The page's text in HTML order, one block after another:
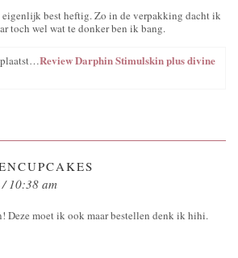
best heftig. Zo in de verpakking dacht ik
toch wel wat te donker ben ik bang.
Review Darphin Stimulskin plus divine
10:38 am
Deze moet ik ook maar bestellen denk ik hihi.